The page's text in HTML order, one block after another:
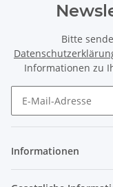
Bitte
Informationen zu
Informationen